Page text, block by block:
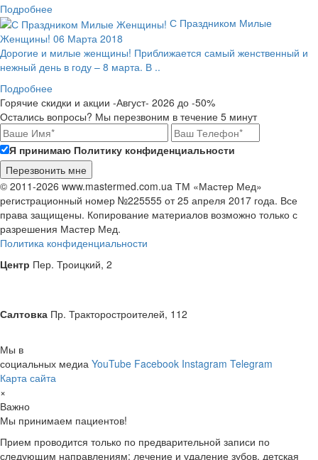
Подробнее
С Праздником Милые
Женщины! 06 Марта 2018
Дорогие и милые женщины! Приближается самый женственный и
нежный день в году – 8 марта. В ..
Подробнее
Горячие скидки и акции -Август- 2026 до -50%
Остались вопросы? Мы перезвоним в течение 5 минут
Я принимаю Политику конфиденциальности
© 2011-2026 www.mastermed.com.ua ТМ «Мастер Мед»
регистрационный номер №225555 от 25 апреля 2017 года. Все
права защищены. Копирование материалов возможно только с
разрешения Мастер Мед.
Политика конфиденциальности
Центр Пер. Троицкий, 2
Салтовка Пр. Тракторостроителей, 112
Мы в
социальных медиа YouTube Facebook Instagram Telegram
Карта сайта
×
Важно
Мы принимаем пациентов!
Прием проводится только по предварительной записи по
следующим направлениям: лечение и удаление зубов, детская